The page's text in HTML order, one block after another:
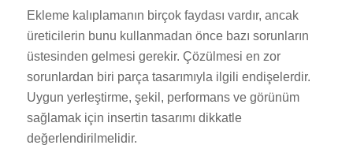
Ekleme kalıplamanın birçok faydası vardır, ancak
üreticilerin bunu kullanmadan önce bazı sorunların
üstesinden gelmesi gerekir. Çözülmesi en zor
sorunlardan biri parça tasarımıyla ilgili endişelerdir.
Uygun yerleştirme, şekil, performans ve görünüm
sağlamak için insertin tasarımı dikkatle
değerlendirilmelidir.